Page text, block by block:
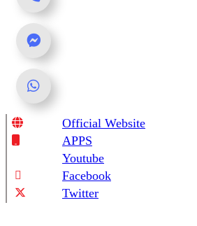
Online News Portal
Official Website
APPS
Youtube
Facebook
Twitter